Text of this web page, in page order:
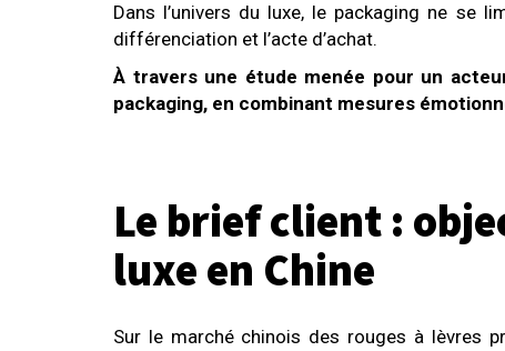
Dans l’univers du luxe, le packaging ne se
différenciation et l’acte d’achat.
À travers une étude menée pour un
packaging, en combinant mesures
Le brief client :
luxe en Chine
Sur le marché chinois des rouges à lèvres